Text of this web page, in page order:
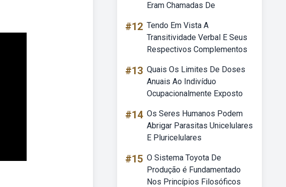
Eram Chamadas De
#12 Tendo Em Vista A
Transitividade Verbal E Seus
Respectivos Complementos
#13 Quais Os Limites De Doses
Anuais Ao Indivíduo
Ocupacionalmente Exposto
#14 Os Seres Humanos Podem
Abrigar Parasitas Unicelulares
E Pluricelulares
#15 O Sistema Toyota De
Produção é Fundamentado
Nos Princípios Filosóficos